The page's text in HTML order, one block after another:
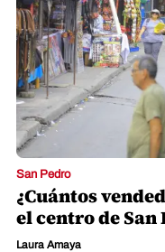
San Pedro
¿Cuántos
el centro de San
Laura Amaya